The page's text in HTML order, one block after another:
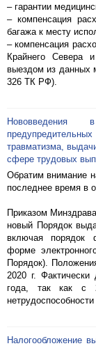
– гарантии
– компенсация
багажа к месту
– компенсация
Крайнего Севера
выездом из данных
326 ТК РФ).
Нововведения
травматизма,
сфере трудовых
Обратим внимание
последнее время в
Приказом
новый Порядок
включая порядок
форме
Порядок).
2020 г.
года, так как с
Налогообложение